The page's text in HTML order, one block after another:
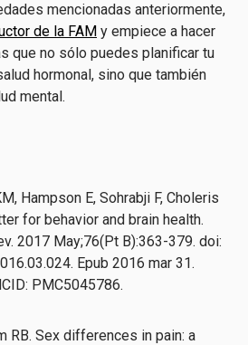
mencionadas anteriormente,
de la FAM y empiece a hacer
que no sólo puedes planificar tu
hormonal, sino que también
mental.
Hampson E, Sohrabji F, Choleris
for behavior and brain health.
2017 May;76(Pt B):363-379. doi:
Epub 2016 mar 31.
PMC5045786.
RB. Sex differences in pain: a